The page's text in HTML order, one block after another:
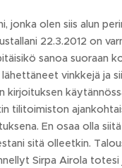
jonka olen siis alun
22.3.2012 on
sanoa suoraan
vinkkejä ja
kirjoituksen
tilitoimiston
En osaa olla
sitä olleetkin.
Sirpa Airola totesi